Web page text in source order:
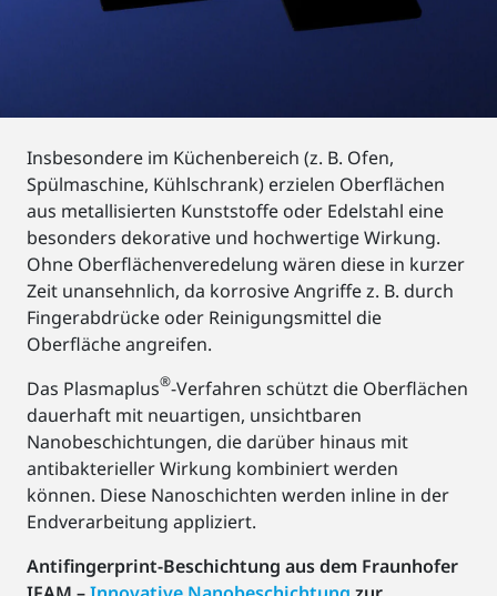
Insbesondere im Küchenbereich (z. B. Ofen,
Spülmaschine, Kühlschrank) erzielen Oberflächen
aus metallisierten Kunststoffe oder Edelstahl eine
besonders dekorative und hochwertige Wirkung.
Ohne Oberflächenveredelung wären diese in kurzer
Zeit unansehnlich, da korrosive Angriffe z. B. durch
Fingerabdrücke oder Reinigungsmittel die
Oberfläche angreifen.
Das Plasmaplus®-Verfahren schützt die Oberflächen
dauerhaft mit neuartigen, unsichtbaren
Nanobeschichtungen, die darüber hinaus mit
antibakterieller Wirkung kombiniert werden
können. Diese Nanoschichten werden inline in der
Endverarbeitung appliziert.
Antifingerprint-Beschichtung aus dem Fraunhofer